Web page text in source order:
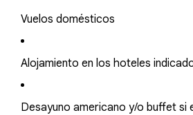
Vuelos domésticos
Alojamiento en los hoteles
Desayuno americano y/o buffet si